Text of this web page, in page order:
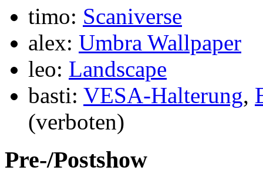
timo: Scaniverse
alex: Umbra Wallpaper
leo: Landscape
basti: VESA-Halterung,
(verboten)
Pre-/Postshow